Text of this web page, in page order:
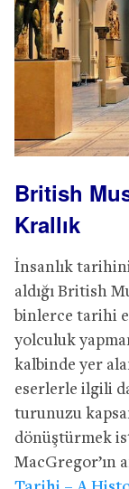
British
Krallık
İnsanlık
aldığı British
binlerce tarihi
yolculuk
kalbinde yer
eserlerle ilgili
turunuzu
dönüştürmek
MacGregor’ın